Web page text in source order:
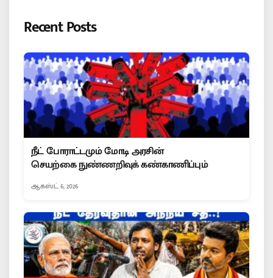
Recent Posts
நீட் போராட்டமும் மோடி அரசின்
செயற்கை நுண்ணறிவுக் கண்காணிப்பும்
ஆகஸ்ட் 6, 2026